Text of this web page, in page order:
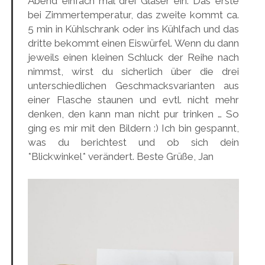
bei Zimmertemperatur, das zweite kommt ca.
5 min in Kühlschrank oder ins Kühlfach und das
dritte bekommt einen Eiswürfel. Wenn du dann
jeweils einen kleinen Schluck der Reihe nach
nimmst, wirst du sicherlich über die drei
unterschiedlichen Geschmacksvarianten aus
einer Flasche staunen und evtl. nicht mehr
denken, den kann man nicht pur trinken … So
ging es mir mit den Bildern :) Ich bin gespannt,
was du berichtest und ob sich dein
*Blickwinkel* verändert. Beste Grüße, Jan